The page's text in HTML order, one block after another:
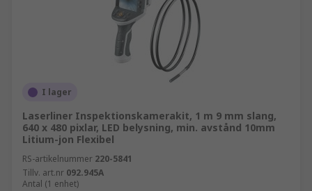
I lager
Laserliner Inspektionskamerakit, 1 m 9 mm slang,
640 x 480 pixlar, LED belysning, min. avstånd 10mm
Litium-jon Flexibel
RS-artikelnummer 220-5841
Tillv. art.nr 092.945A
Antal (1 enhet)